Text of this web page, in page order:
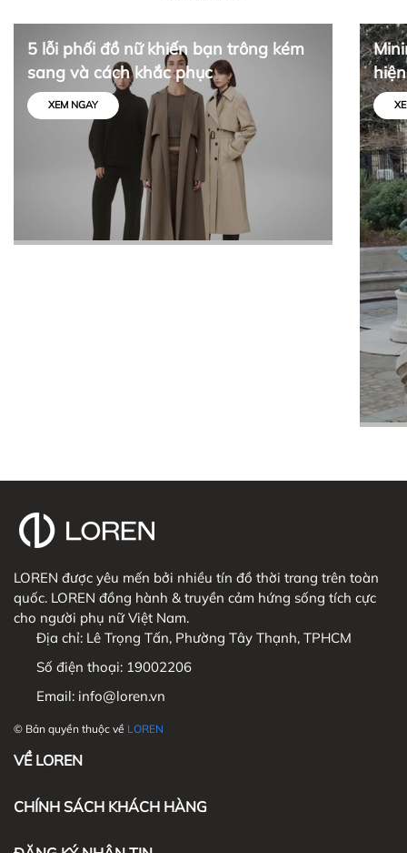
5 lỗi phối đồ nữ khiến bạn trông kém
sang và cách khắc phục
XEM NGAY
tối
LOREN được yêu mến bởi nhiều tín đồ thời trang trên toàn
quốc. LOREN đồng hành & truyền cảm hứng sống tích cực
cho người phụ nữ Việt Nam.
Địa chỉ: Lê Trọng Tấn, Phường Tây Thạnh, TPHCM
Số điện thoại: 19002206
Email: info@loren.vn
© Bản quyền thuộc về LOREN
VỀ LOREN
CHÍNH SÁCH KHÁCH HÀNG